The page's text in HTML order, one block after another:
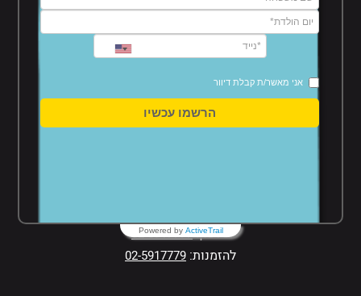
ההזמנות שלי
מפת האתר
תקנון האתר
תקנון חברי מועדון
הצהרת נגישות
טלפון:02-5917777
להזמנות: 02-5917779
אני מאשר/ת קבלת דיוור
הרשמו עכשיו
Powered by ActiveTrail